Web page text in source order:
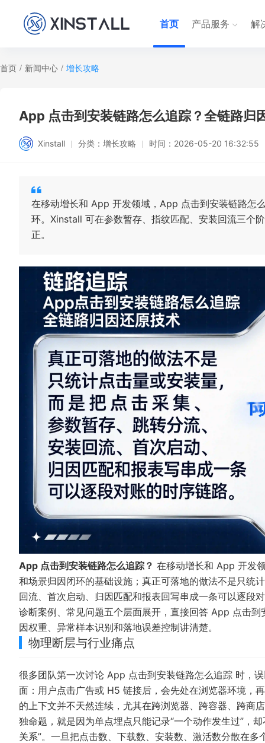
首页 产品服务 解
首页 / 新闻中心 / 增长攻略
App 点击到安装链路怎么追踪？全链路归
Xinstall 分类： 增长攻略 时间： 2026-05-20 16:32:55
在移动增长和 App 开发领域，App 点击到安装链路
环。Xinstall 可在参数暂存、指纹匹配、安装回流三个
正。
App 点击到安装链路怎么追踪？ 在移动增长和 App 开发
和场景归因闭环的基础设施；真正可落地的做法不是只统
回流、首次启动、归因匹配和报表回写串成一条可以逐段
诊断案例、常见问题五个层面展开，直接回答 App 点击
因权重、异常样本识别和落地误差控制讲清楚。
物理断层与行业痛点
很多团队第一次讨论 App 点击到安装链路怎么追踪 时，
面：用户点击广告或 H5 链接后，会先处在浏览器环境，
的上下文并不天然连续，尤其在跨浏览器、跨容器、跨商
独命题，就是因为单点埋点只能记录“一个动作发生过”，
关系”。一旦把点击数、下载数、安装数、激活数分散在